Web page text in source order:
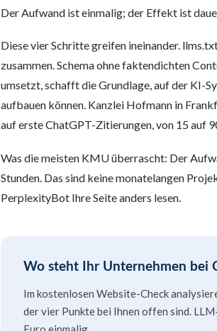
Der Aufwand ist einmalig; der Effekt ist
Diese vier Schritte greifen ineinander.
zusammen. Schema ohne faktendichten
umsetzt, schafft die Grundlage, auf der KI-
aufbauen können. Kanzlei Hofmann in
auf erste ChatGPT-Zitierungen, von 15 auf
Was die meisten KMU überrascht: Der
Stunden. Das sind keine monatelangen
PerplexityBot Ihre Seite anders lesen.
Wo steht Ihr Unternehmen bei
Im kostenlosen Website-Check
der vier Punkte bei Ihnen offen sind.